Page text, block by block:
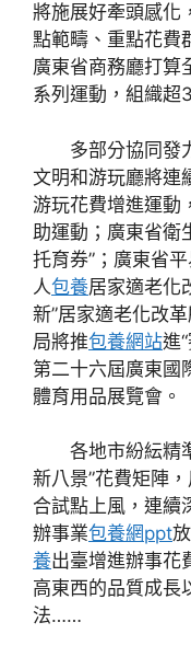
將施展好牽頭感化
點範疇、重點花費
廣東省商務廳打算
系列運動，組織超
多部分協同發
文明和游玩廳將連
游玩花費增進運動
助運動；廣東省衛
托育券”；廣東省
人包養居家適老化
新”居家適老化改
局將推包養網站進
第二十六屆廣東國
體育用品展覽會。
各地市紛紜精
新八景”花費矩陣
合試點上風，連續
辦事業包養網ppt
養出臺增進辦事花
高東西的品質成長
法……